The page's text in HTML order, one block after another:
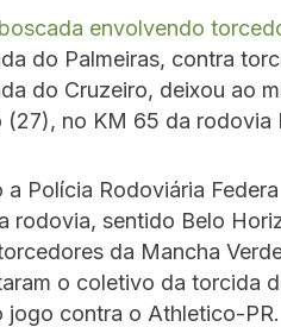
envolvendo
do Palmeiras, contra
do Cruzeiro, deixou ao
(27), no KM 65 da rodovia
a Polícia Rodoviária
rodovia, sentido Belo
da Mancha
o coletivo da torcida
jogo contra o Athletico-PR.